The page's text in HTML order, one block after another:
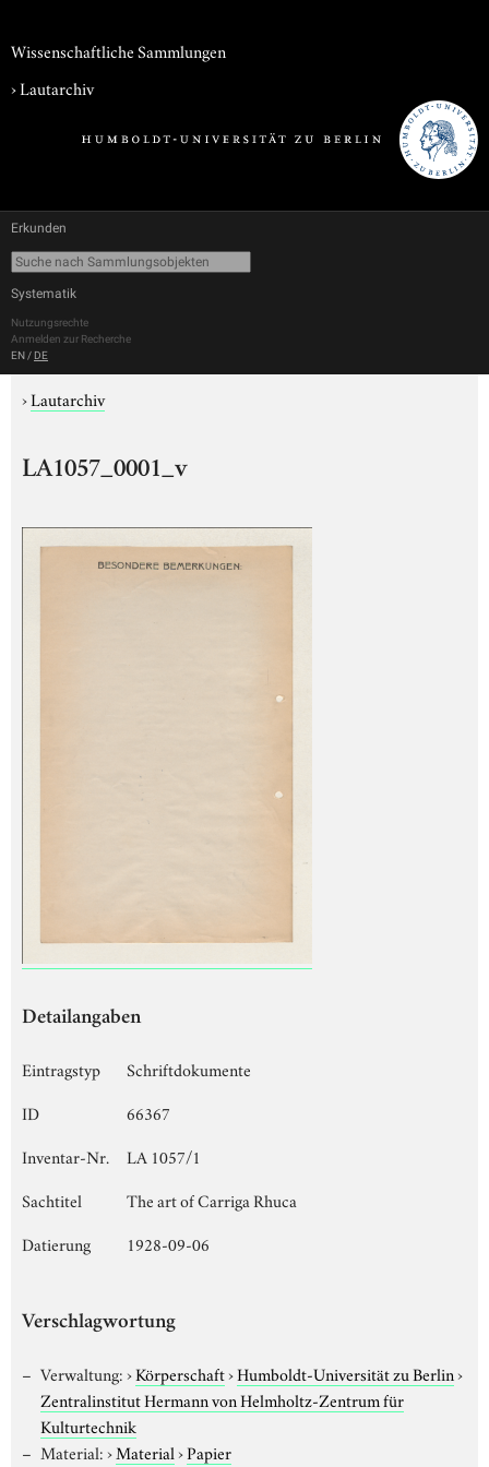
Wissenschaftliche Sammlungen
›Lautarchiv
Erkunden
Systematik
Nutzungsrechte
Anmelden zur Recherche
EN / DE
›Lautarchiv
LA1057_0001_v
Detailangaben
Eintragstyp
Schriftdokumente
ID
66367
Inventar-Nr.
LA 1057/1
Sachtitel
The art of Carriga Rhuca
Datierung
1928-09-06
Verschlagwortung
Verwaltung:›Körperschaft›Humboldt-Universität zu Berlin›
Zentralinstitut Hermann von Helmholtz-Zentrum für
Kulturtechnik
Material:›Material›Papier